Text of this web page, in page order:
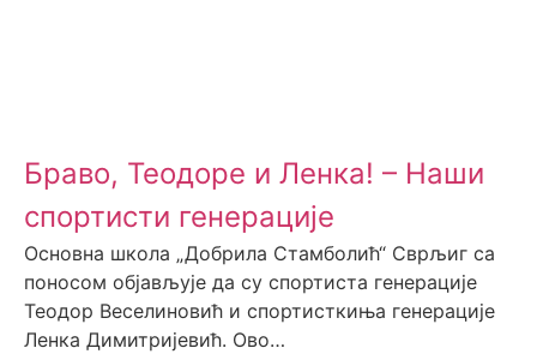
Браво, Теодоре и Ленка! – Наши
спортисти генерације
Основна школа „Добрила Стамболић“ Сврљиг са
поносом објављује да су спортиста генерације
Теодор Веселиновић и спортисткиња генерације
Ленка Димитријевић. Ово…